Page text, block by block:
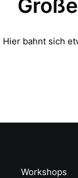
Hier bahnt sich
Workshops